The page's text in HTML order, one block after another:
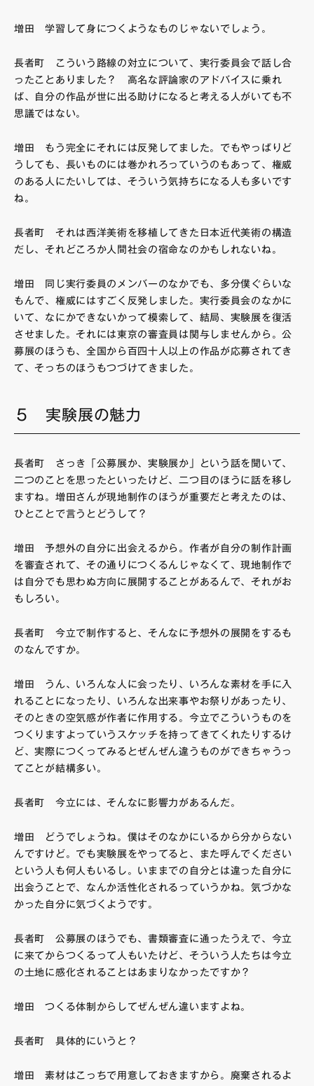
増田 学習して身につくようなものじゃないでしょう。
長者町 こういう路線の対立について、実行委員会で話し合
ったことありました？ 高名な評論家のアドバイスに乗れ
ば、自分の作品が世に出る助けになると考える人がいても不
思議ではない。
増田 もう完全にそれには反発してました。でもやっぱりど
うしても、長いものには巻かれろっていうのもあって、権威
のある人にたいしては、そういう気持ちになる人も多いです
ね。
長者町 それは西洋美術を移植してきた日本近代美術の構造
だし、それどころか人間社会の宿命なのかもしれないね。
増田 同じ実行委員のメンバーのなかでも、多分僕ぐらいな
もんで、権威にはすごく反発しました。実行委員会のなかに
いて、なにかできないかって模索して、結局、実験展を復活
させました。それには東京の審査員は関与しませんから。公
募展のほうも、全国から百四十人以上の作品が応募されてき
て、そっちのほうもつづけてきました。
５ 実験展の魅力
長者町 さっき「公募展か、実験展か」という話を聞いて、
二つのことを思ったといったけど、二つ目のほうに話を移し
ますね。増田さんが現地制作のほうが重要だと考えたのは、
ひとことで言うとどうして？
増田 予想外の自分に出会えるから。作者が自分の制作計画
を審査されて、その通りにつくるんじゃなくて、現地制作で
は自分でも思わぬ方向に展開することがあるんで、それがお
もしろい。
長者町 今立で制作すると、そんなに予想外の展開をするも
のなんですか。
増田 うん、いろんな人に会ったり、いろんな素材を手に入
れることになったり、いろんな出来事やお祭りがあったり、
そのときの空気感が作者に作用する。今立でこういうものを
つくりますよっていうスケッチを持ってきてくれたりするけ
ど、実際につくってみるとぜんぜん違うものができちゃうっ
てことが結構多い。
長者町 今立には、そんなに影響力があるんだ。
増田 どうでしょうね。僕はそのなかにいるから分からない
んですけど。でも実験展をやってると、また呼んでください
という人も何人もいるし。いままでの自分とは違った自分に
出会うことで、なんか活性化されるっていうかね。気づかな
かった自分に気づくようです。
長者町 公募展のほうでも、書類審査に通ったうえで、今立
に来てからつくるって人もいたけど、そういう人たちは今立
の土地に感化されることはあまりなかったですか？
増田 つくる体制からしてぜんぜん違いますよね。
長者町 具体的にいうと？
増田 素材はこっちで用意しておきますから。廃棄されるよ